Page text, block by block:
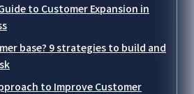
to Customer Expansion in
base? 9 strategies to build and
to Improve Customer